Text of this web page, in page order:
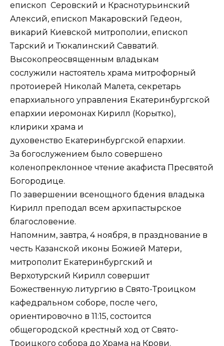
епископ Серовский и Краснотурьинский
Алексий, епископ Макаровский Гедеон,
викарий Киевской митрополии, епископ
Тарский и Тюкалинский Савватий.
Высокопреосвященным владыкам
сослужили настоятель храма митрофорный
протоиерей Николай Малета, секретарь
епархиального управления Екатеринбургской
епархии иеромонах Кирилл (Корытко),
клирики храма и
духовенство Екатеринбургской епархии.
За богослужением было совершено
коленопреклонное чтение акафиста Пресвятой
Богородице.
По завершении всенощного бдения владыка
Кирилл преподал всем архипастырское
благословение.
Напомним, завтра, 4 ноября, в празднование в
честь Казанской иконы Божией Матери,
митрополит Екатеринбургский и
Верхотурский Кирилл совершит
Божественную литургию в Свято-Троицком
кафедральном соборе, после чего,
ориентировочно в 11:15, состоится
общегородской крестный ход от Свято-
Троицкого собора до Храма на Крови.